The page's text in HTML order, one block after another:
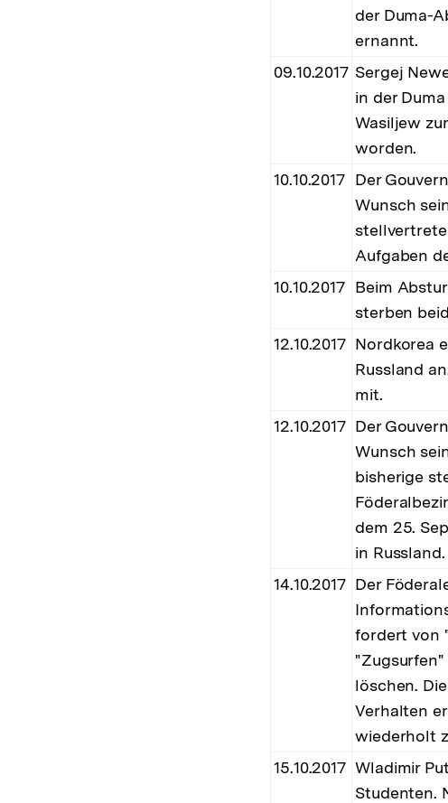
der Duma-
ernannt.
09.10.2017 Sergej
in der
Wasiljew
worden.
10.10.2017 Der
Wunsch
Aufgaben
10.10.2017 Beim
sterben
12.10.2017 Nordkorea
Russland
mit.
12.10.2017 Der
Wunsch
bisherige
dem 25.
in Russland.
14.10.2017 Der
fordert von
löschen.
Verhalten
wiederholt
15.10.2017 Wladimir
Studenten.